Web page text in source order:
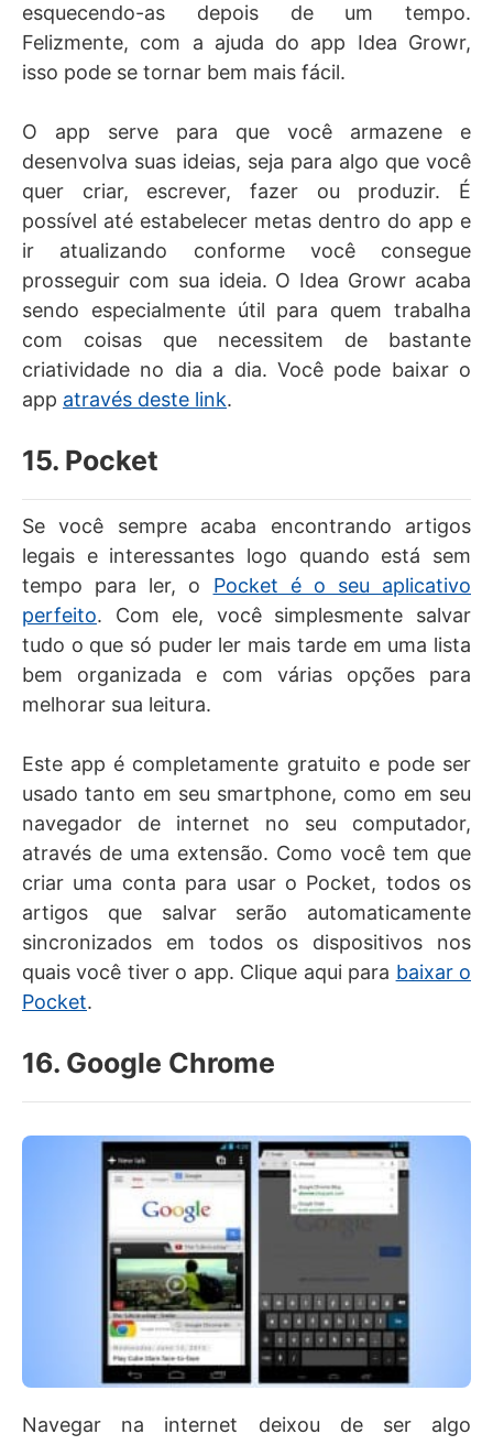
esquecendo-as depois de um tempo.
Felizmente, com a ajuda do app Idea Growr,
isso pode se tornar bem mais fácil.
O app serve para que você armazene e
desenvolva suas ideias, seja para algo que você
quer criar, escrever, fazer ou produzir. É
possível até estabelecer metas dentro do app e
ir atualizando conforme você consegue
prosseguir com sua ideia. O Idea Growr acaba
sendo especialmente útil para quem trabalha
com coisas que necessitem de bastante
criatividade no dia a dia. Você pode baixar o
app através deste link.
15. Pocket
Se você sempre acaba encontrando artigos
legais e interessantes logo quando está sem
tempo para ler, o Pocket é o seu aplicativo
perfeito. Com ele, você simplesmente salvar
tudo o que só puder ler mais tarde em uma lista
bem organizada e com várias opções para
melhorar sua leitura.
Este app é completamente gratuito e pode ser
usado tanto em seu smartphone, como em seu
navegador de internet no seu computador,
através de uma extensão. Como você tem que
criar uma conta para usar o Pocket, todos os
artigos que salvar serão automaticamente
sincronizados em todos os dispositivos nos
quais você tiver o app. Clique aqui para baixar o
Pocket.
16. Google Chrome
Navegar na internet deixou de ser algo